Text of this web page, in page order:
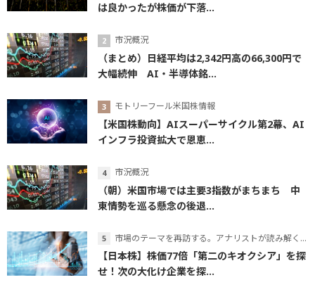
は良かったが株価が下落...
市況概況
（まとめ）日経平均は2,342円高の66,300円で
大幅続伸 AI・半導体銘...
モトリーフール米国株情報
【米国株動向】AIスーパーサイクル第2幕、AI
インフラ投資拡大で恩恵...
市況概況
（朝）米国市場では主要3指数がまちまち 中
東情勢を巡る懸念の後退...
市場のテーマを再訪する。アナリストが読み解くテーマの本質
【日本株】株価77倍「第二のキオクシア」を探
せ！次の大化け企業を探...